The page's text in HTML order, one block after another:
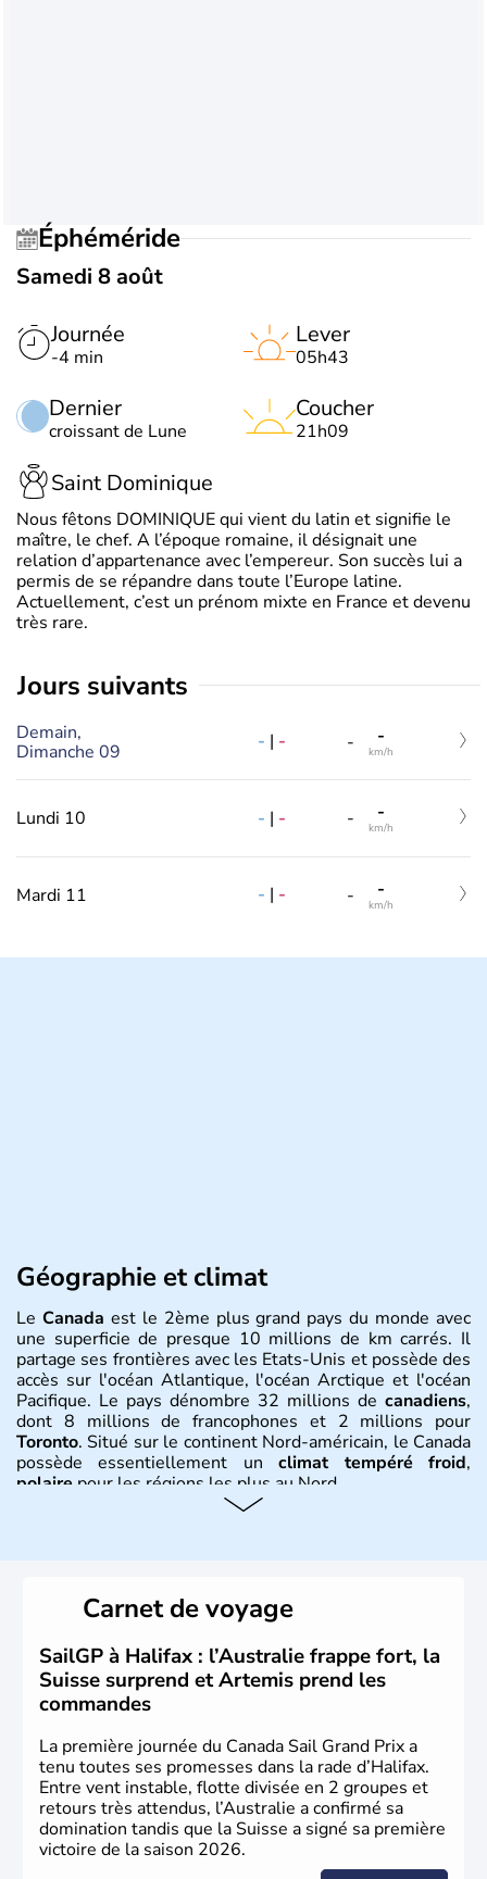
Éphéméride
Samedi 8 août
Journée
-4 min
Dernier
croissant de Lune
Lever
05h43
Coucher
21h09
Saint Dominique
Nous fêtons DOMINIQUE qui vient du latin et signifie le
maître, le chef. A l’époque romaine, il désignait une
relation d’appartenance avec l’empereur. Son succès lui a
permis de se répandre dans toute l’Europe latine.
Actuellement, c’est un prénom mixte en France et devenu
très rare.
jours suivants
Demain,
Dimanche 09
- | - - -
km/h
Lundi 10 - | - - -
km/h
Mardi 11 - | - - -
km/h
Géographie et climat
Le Canada est le 2ème plus grand pays du monde avec
une superficie de presque 10 millions de km carrés. Il
partage ses frontières avec les Etats-Unis et possède des
accès sur l'océan Atlantique, l'océan Arctique et l'océan
Pacifique. Le pays dénombre 32 millions de canadiens,
dont 8 millions de francophones et 2 millions pour
Toronto. Situé sur le continent Nord-américain, le Canada
possède essentiellement unclimat tempéré froid,
polaire pour les régions les plus au Nord.
territoire de la ville de Québec, le Canada passe ensuite
sous le contrôle des Britanniques. L'indépendance du
pays a été obtenue au cours d'un long processus qui s'est
étalé de 1867 à 1982. Le peuple autochtone des Inuits,
aujourd'hui appelé Eskimos, n'est découvert qu'au début
du XXème siècle lors d'une expédition dans le Grand
Nord.
Carnet de voyage
SailGP à Halifax : l’Australie frappe fort, la
Suisse surprend et Artemis prend les
commandes
La première journée du Canada Sail Grand Prix a
tenu toutes ses promesses dans la rade d’Halifax.
Entre vent instable, flotte divisée en 2 groupes et
retours très attendus, l’Australie a confirmé sa
domination tandis que la Suisse a signé sa première
victoire de la saison 2026.